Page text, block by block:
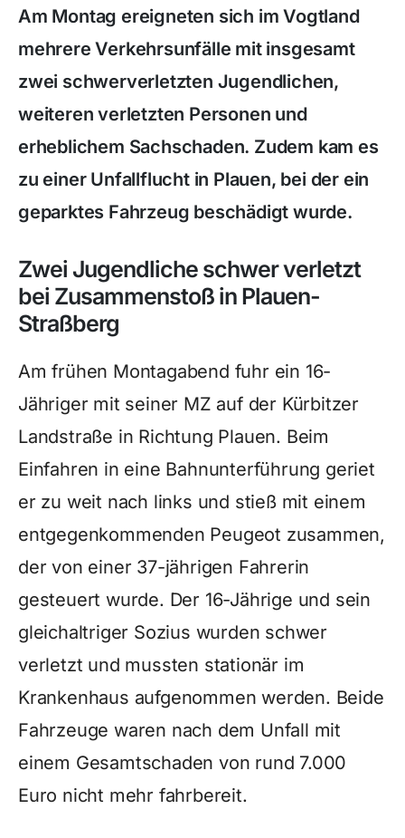
Am Montag ereigneten sich im Vogtland
mehrere Verkehrsunfälle mit insgesamt
zwei schwerverletzten Jugendlichen,
weiteren verletzten Personen und
erheblichem Sachschaden. Zudem kam es
zu einer Unfallflucht in Plauen, bei der ein
geparktes Fahrzeug beschädigt wurde.
Zwei Jugendliche schwer verletzt
bei Zusammenstoß in Plauen-
Straßberg
Am frühen Montagabend fuhr ein 16-
Jähriger mit seiner MZ auf der Kürbitzer
Landstraße in Richtung Plauen. Beim
Einfahren in eine Bahnunterführung geriet
er zu weit nach links und stieß mit einem
entgegenkommenden Peugeot zusammen,
der von einer 37-jährigen Fahrerin
gesteuert wurde. Der 16-Jährige und sein
gleichaltriger Sozius wurden schwer
verletzt und mussten stationär im
Krankenhaus aufgenommen werden. Beide
Fahrzeuge waren nach dem Unfall mit
einem Gesamtschaden von rund 7.000
Euro nicht mehr fahrbereit.